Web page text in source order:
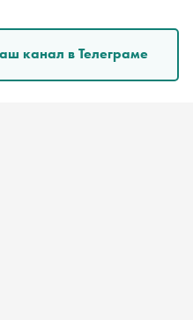
канал в Телеграме